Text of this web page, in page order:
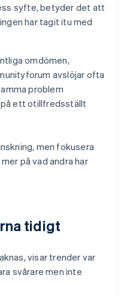
syfte, betyder det att
har tagit itu med
omdömen,
avslöjar ofta
problem
ett otillfredsställt
men fokusera
på vad andra har
tidigt
visar trender var
svårare men inte